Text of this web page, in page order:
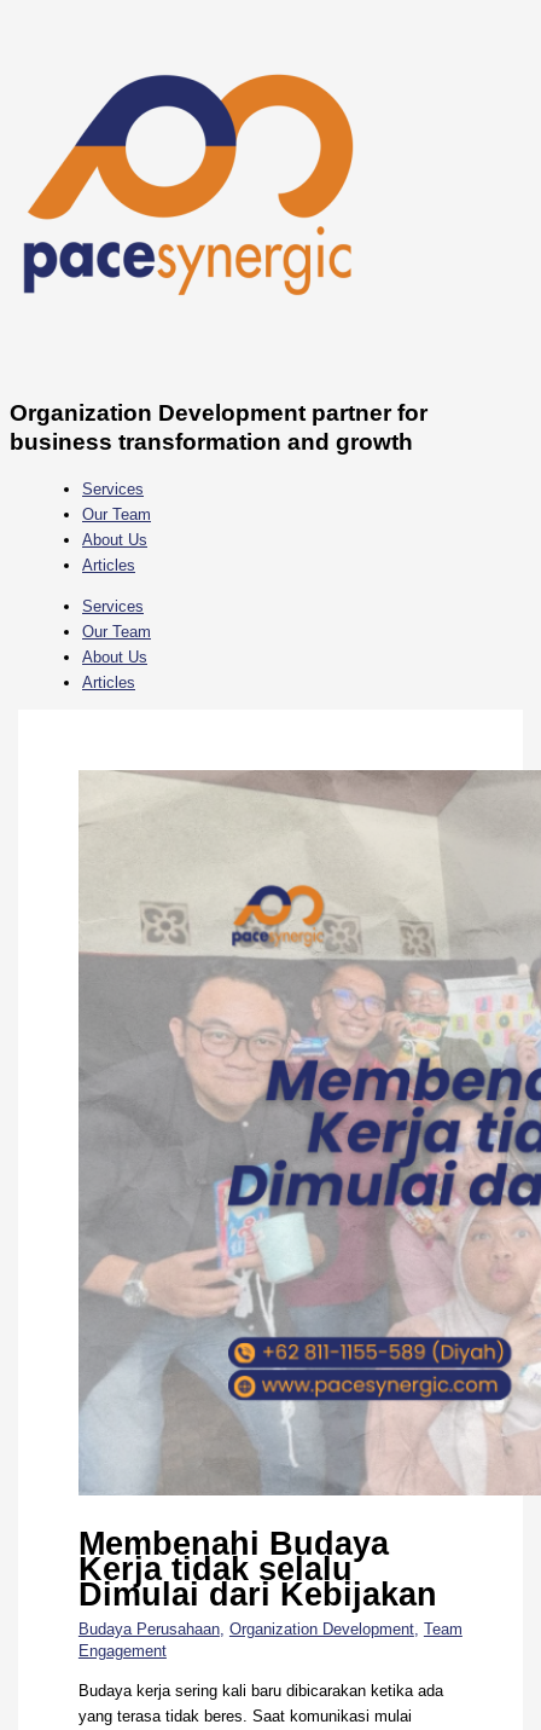
Organization Development partner for
business transformation and growth
Services
Our Team
About Us
Articles
Services
Our Team
About Us
Articles
Membenahi Budaya
Kerja tidak selalu
Dimulai dari Kebijakan
Budaya Perusahaan, Organization Development, Team
Engagement
Budaya kerja sering kali baru dibicarakan ketika ada
yang terasa tidak beres. Saat komunikasi mulai